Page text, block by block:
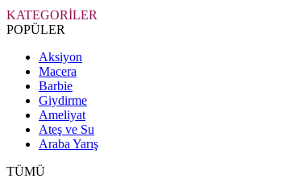
KATEGORİLER
POPÜLER
Aksiyon
Macera
Barbie
Giydirme
Ameliyat
Ateş ve Su
Araba Yarış
TÜMÜ